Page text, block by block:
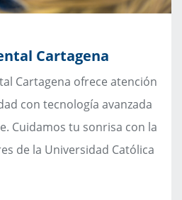
Cartagena
Cartagena ofrece atención
con tecnología avanzada
Cuidamos tu sonrisa con la
de la Universidad Católica